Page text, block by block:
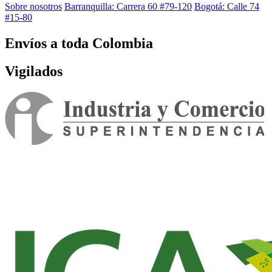
Sobre nosotros Barranquilla: Carrera 60 #79-120 Bogotá: Calle 74
#15-80
Envíos a toda Colombia
Vigilados